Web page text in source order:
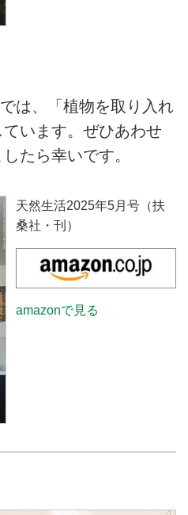
は、「植物を取り入れ
います。ぜひあわせ
たら幸いです。
天然生活2025年5月号（扶
桑社・刊）
amazonで見る